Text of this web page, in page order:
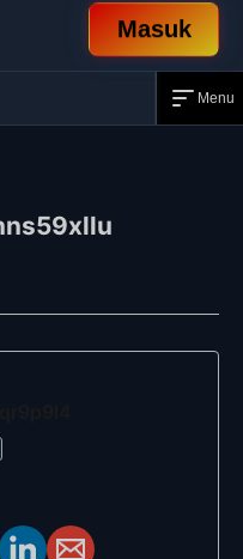
Masuk
Menu